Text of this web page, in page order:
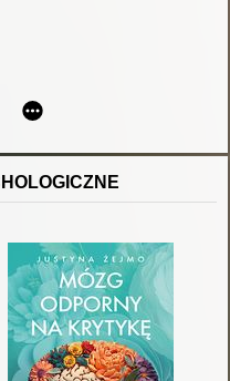
i bez glutenu